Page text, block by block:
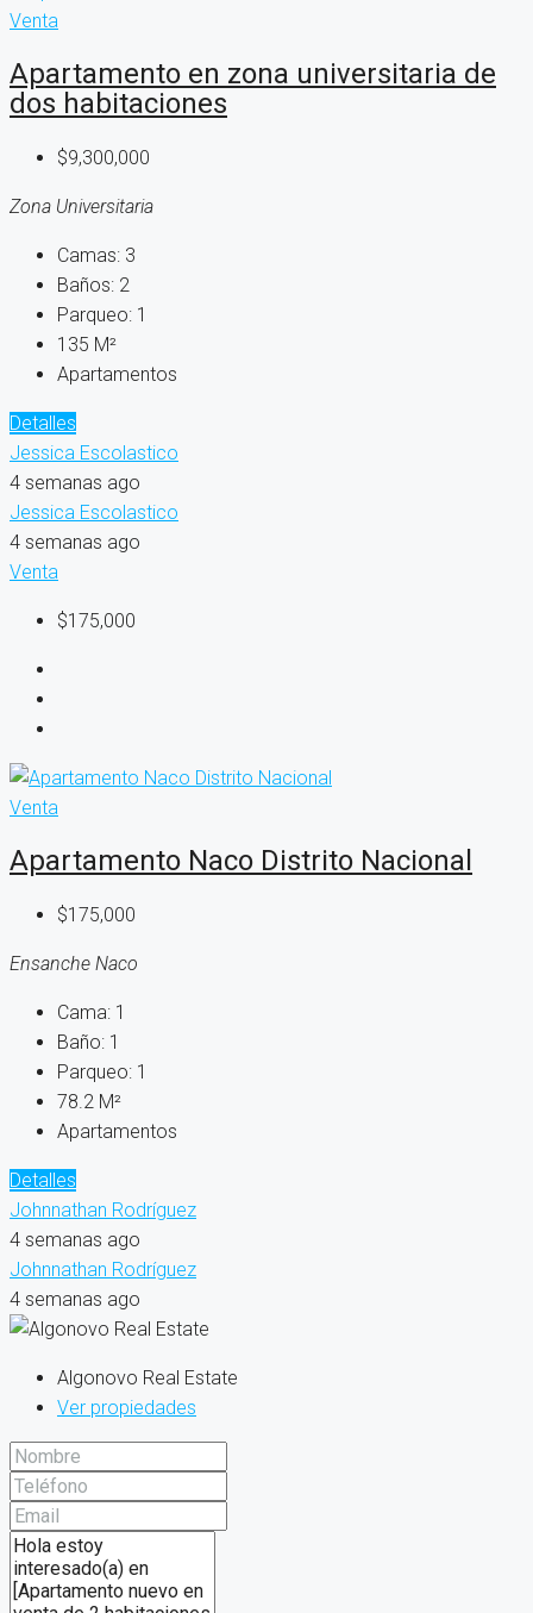
Venta
Apartamento en zona universitaria de
dos habitaciones
$9,300,000
Zona Universitaria
Camas: 3
Baños: 2
Parqueo: 1
135 M²
Apartamentos
Detalles
Jessica Escolastico
4 semanas ago
Jessica Escolastico
4 semanas ago
Venta
$175,000
Venta
Apartamento Naco Distrito Nacional
$175,000
Ensanche Naco
Cama: 1
Baño: 1
Parqueo: 1
78.2 M²
Apartamentos
Detalles
Johnnathan Rodríguez
4 semanas ago
Johnnathan Rodríguez
4 semanas ago
Algonovo Real Estate
Ver propiedades